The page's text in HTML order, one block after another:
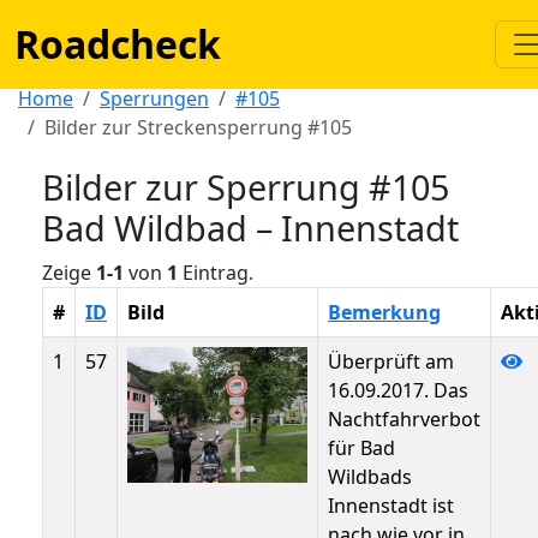
Roadcheck
Home Sperrungen
#105
Bilder zur Streckensperrung #105
Bilder zur Sperrung #105
Bad Wildbad – Innenstadt
Zeige 1-1 von 1 Eintrag.
#
ID Bild Bemerkung
1
57
Überprüft am
16.09.2017. Das
Nachtfahrverbot
für Bad
Wildbads
Innenstadt ist